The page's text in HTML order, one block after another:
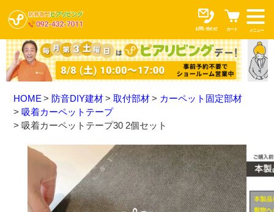
お問い合わせ カート メニュー
HOME 防音DIY建材 取付部材
カーペット固定部材
吸着カーペットテープ
吸着カーペットテープ30 2個セット